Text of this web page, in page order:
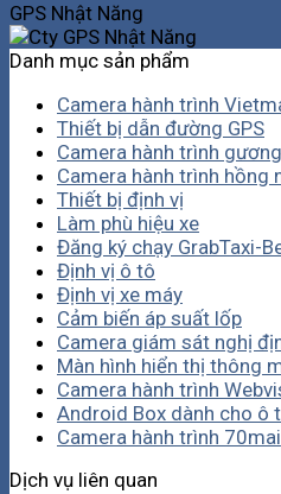
GPS Nhật Năng
Danh mục sản phẩm
Camera hành trình
Thiết bị dẫn đường GPS
Camera hành trình gương
Camera hành trình hồng
Thiết bị định vị
Làm phù hiệu xe
Đăng ký chạy GrabTaxi-
Định vị ô tô
Định vị xe máy
Cảm biến áp suất lốp
Camera giám sát nghị
Màn hình hiển thị thông
Camera hành trình
Android Box dành cho ô
Camera hành trình 70mai
Dịch vụ liên quan